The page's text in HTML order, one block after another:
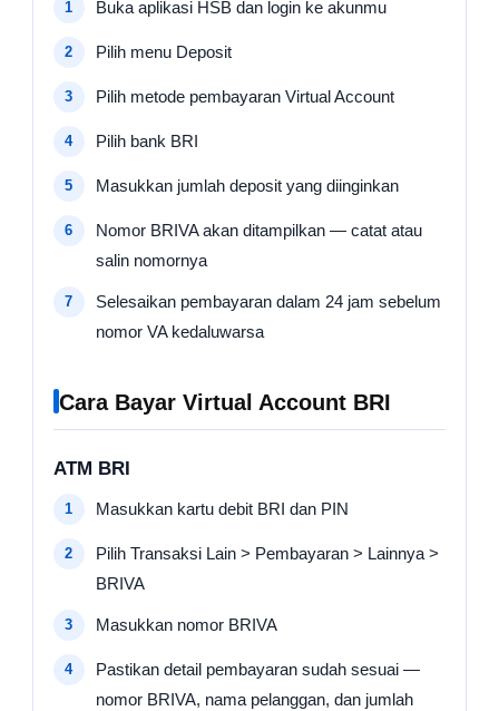
Buka aplikasi HSB dan login ke akunmu
Pilih menu Deposit
Pilih metode pembayaran Virtual Account
Pilih bank BRI
Masukkan jumlah deposit yang diinginkan
Nomor BRIVA akan ditampilkan — catat atau
salin nomornya
Selesaikan pembayaran dalam 24 jam sebelum
nomor VA kedaluwarsa
Cara Bayar Virtual Account BRI
ATM BRI
Masukkan kartu debit BRI dan PIN
Pilih Transaksi Lain > Pembayaran > Lainnya >
BRIVA
Masukkan nomor BRIVA
Pastikan detail pembayaran sudah sesuai —
nomor BRIVA, nama pelanggan, dan jumlah